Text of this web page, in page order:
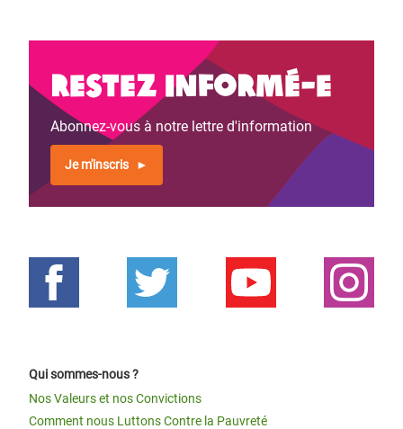
Restez informé-e
Abonnez-vous à notre lettre d'information
Je m'inscris
Qui sommes-nous ?
Nos Valeurs et nos Convictions
Comment nous Luttons Contre la Pauvreté